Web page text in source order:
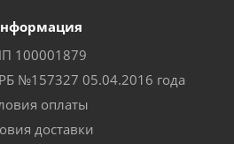
100001879
№157327 05.04.2016 года
оплаты
доставки